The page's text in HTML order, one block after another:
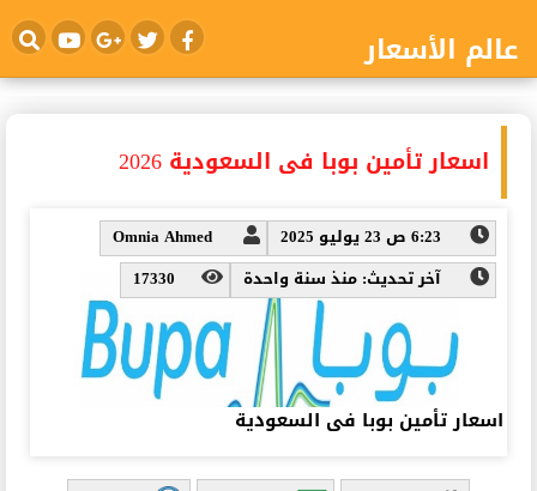
عالم الأسعار
اسعار تأمين بوبا فى السعودية 2026
6:23 ص 23 يوليو 2025
Omnia Ahmed
آخر تحديث: منذ سنة واحدة
17330
اسعار تأمين بوبا فى السعودية